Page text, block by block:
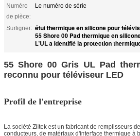
Numéro
de pièce:
Le numéro de série
Surligner: étui thermique en silicone pour
55 Shore 00 Pad thermique en
L'UL a identifié la protection
55 Shore 00 Gris UL Pad
reconnu pour téléviseur LED
Profil de l'entreprise
La société Ziitek est un fabricant de remplisseurs
conducteurs, de matériaux d'interface thermique à